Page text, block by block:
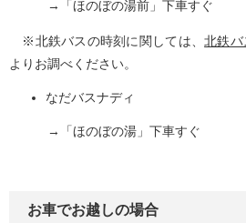
→「ほのぼの湯前」下車すぐ
※北鉄バスの時刻に関しては、北鉄バ
よりお調べください。
なだバスナディ
→「ほのぼの湯」下車すぐ
お車でお越しの場合